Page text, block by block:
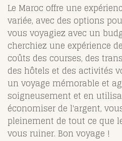
Le Maroc offre une
variée, avec des options
vous voyagiez avec un
cherchiez une expérience
coûts des courses, des
des hôtels et des activités
un voyage mémorable et
soigneusement et en
économiser de l'argent,
pleinement de tout ce que
vous ruiner. Bon voyage !